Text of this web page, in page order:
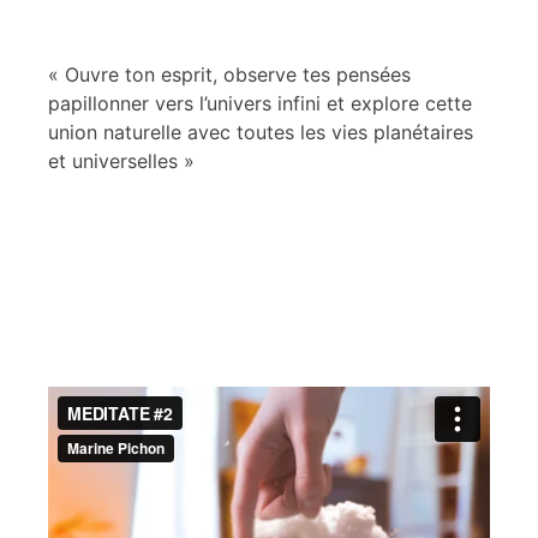
« Ouvre ton esprit, observe tes pensées
papillonner vers l’univers infini et explore cette
union naturelle avec toutes les vies planétaires
et universelles »